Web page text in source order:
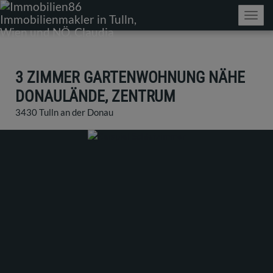
3 ZIMMER GARTENWOHNUNG NÄHE
DONAULÄNDE, ZENTRUM
3430 Tulln an der Donau